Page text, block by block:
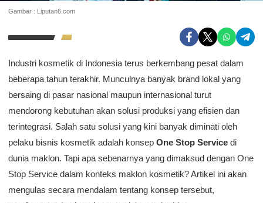
Gambar : Liputan6.com
Industri kosmetik di Indonesia terus berkembang pesat dalam
beberapa tahun terakhir. Munculnya banyak brand lokal yang
bersaing di pasar nasional maupun internasional turut
mendorong kebutuhan akan solusi produksi yang efisien dan
terintegrasi. Salah satu solusi yang kini banyak diminati oleh
pelaku bisnis kosmetik adalah konsep One Stop Service di
dunia maklon. Tapi apa sebenarnya yang dimaksud dengan One
Stop Service dalam konteks maklon kosmetik? Artikel ini akan
mengulas secara mendalam tentang konsep tersebut,